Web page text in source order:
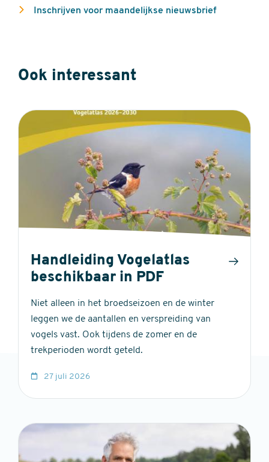
Inschrijven voor maandelijkse nieuwsbrief
Ook interessant
Handleiding Vogelatlas
beschikbaar in PDF
Niet alleen in het broedseizoen en de winter
leggen we de aantallen en verspreiding van
vogels vast. Ook tijdens de zomer en de
trekperioden wordt geteld.
27 juli 2026